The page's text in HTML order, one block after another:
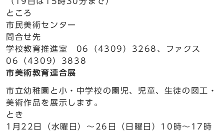
ところ
市民美術センター
問合せ先
学校教育推進室 06（4309）3268、ファクス
06（4309）3838
市美術教育連合展
市立幼稚園と小・中学校の園児、児童、生徒の図工・
美術作品を展示します。
とき
1月22日（水曜日）～26日（日曜日）10時～17時